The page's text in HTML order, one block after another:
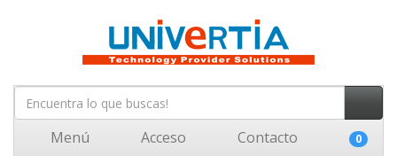
Menú Acceso Contacto 0